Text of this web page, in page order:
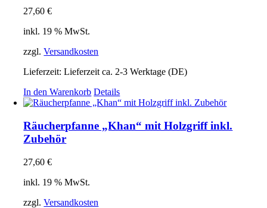
27,60€
inkl. 19 % MwSt.
zzgl.Versandkosten
Lieferzeit:Lieferzeit ca. 2-3 Werktage (DE)
In den Warenkorb Details
Räucherpfanne „Khan“ mit Holzgriff inkl.
Zubehör
27,60€
inkl. 19 % MwSt.
zzgl.Versandkosten